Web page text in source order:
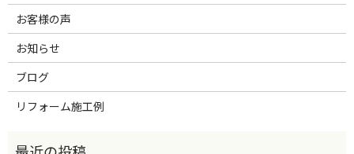
お客様の声
お知らせ
ブログ
リフォーム施工例